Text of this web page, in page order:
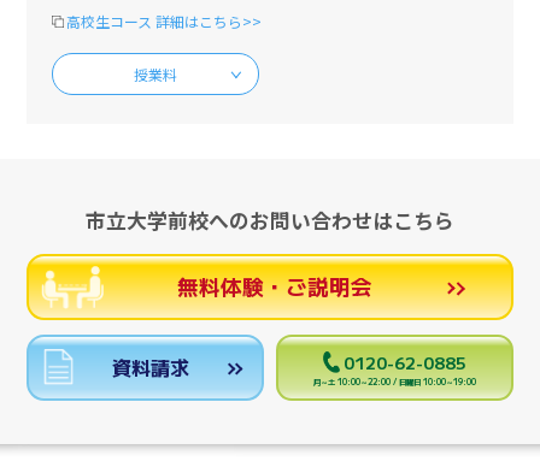
高校生コース 詳細はこちら>>
授業料
市立大学前校へのお問い合わせはこちら
無料体験・ご説明会
資料請求 0120-62-0885
月～土 10:00～22:00 / 日曜日 10:00～19:00